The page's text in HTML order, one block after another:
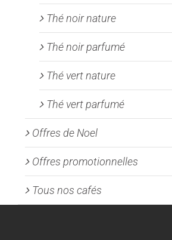
Thé noir nature
Thé noir parfumé
Thé vert nature
Thé vert parfumé
Offres de Noel
Offres promotionnelles
Tous nos cafés